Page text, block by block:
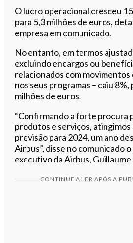
O lucro operacional cresceu
para 5,3 milhões de euros,
empresa em comunicado.
No entanto, em termos
excluindo encargos ou
relacionados com movimentos
nos seus programas – caiu 8%,
milhões de euros.
“Confirmando a forte procura
produtos e serviços, atingimos
previsão para 2024, um ano
Airbus”, disse no comunicado
executivo da Airbus, Guillaume
CONTINUE A LER APÓS A